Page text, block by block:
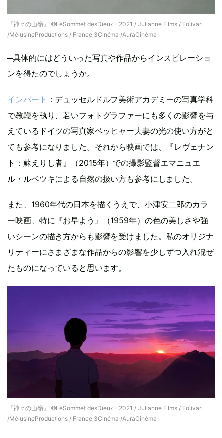
『神々の山嶺』 ©LeSommet desDieux - 2021 / Julianne Films / Folivari
/MélusineProductions / France 3Cinéma /AuraCinéma
─具体的にはどういった写真や作品からインスピレーショ
ンを得たのでしょうか。
インバート ：デュッセルドルフ美術アカデミーの写真学科
で教鞭を執り、若いフォトグラファーにも多くの影響を与
えているドイツの写真家ベッヒャー夫妻の光の使い方がと
ても参考になりました。それから映画では、『レヴェナン
ト：蘇えりし者』（2015年）での撮影監督エマニュエ
ル・ルベツキによる自然の扱い方も参考にしました。
また、1960年代の日本を描くうえで、小津安二郎のカラ
ー映画、特に『お早よう』（1959年）の色の美しさや強
いシーンの描き方からも影響を受けました。私のオリジナ
リティーにさまざまな作品からの影響を少しずつ入れ混ぜ
たものになっていると思います。
『神々の山嶺』 ©LeSommet desDieux - 2021 / Julianne Films / Folivari
/MélusineProductions / France 3Cinéma /AuraCinéma